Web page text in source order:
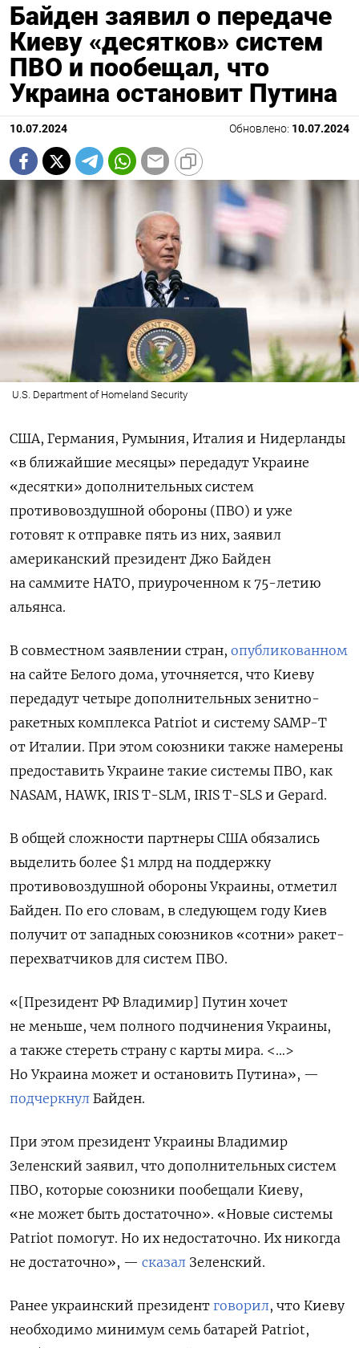
Байден заявил о передаче
Киеву «десятков» систем
ПВО и пообещал, что
Украина остановит Путина
10.07.2024 Обновлено: 10.07.2024
U.S. Department of Homeland Security
США, Германия, Румыния, Италия и Нидерланды
«в ближайшие месяцы» передадут Украине
«десятки» дополнительных систем
противовоздушной обороны (ПВО) и уже
готовят к отправке пять из них, заявил
американский президент Джо Байден
на саммите НАТО, приуроченном к 75-летию
альянса.
В совместном заявлении стран, опубликованном
на сайте Белого дома, уточняется, что Киеву
передадут четыре дополнительных зенитно-
ракетных комплекса Patriot и систему SAMP-T
от Италии. При этом союзники также намерены
предоставить Украине такие системы ПВО, как
NASAM, HAWK, IRIS T-SLM, IRIS T-SLS и Gepard.
В общей сложности партнеры США обязались
выделить более $1 млрд на поддержку
противовоздушной обороны Украины, отметил
Байден. По его словам, в следующем году Киев
получит от западных союзников «сотни» ракет-
перехватчиков для систем ПВО.
«[Президент РФ Владимир] Путин хочет
не меньше, чем полного подчинения Украины,
а также стереть страну с карты мира. <…>
Но Украина может и остановить Путина», —
подчеркнул Байден.
При этом президент Украины Владимир
Зеленский заявил, что дополнительных систем
ПВО, которые союзники пообещали Киеву,
«не может быть достаточно». «Новые системы
Patriot помогут. Но их недостаточно. Их никогда
не достаточно», — сказал Зеленский.
Ранее украинский президент говорил, что Киеву
необходимо минимум семь батарей Patriot,